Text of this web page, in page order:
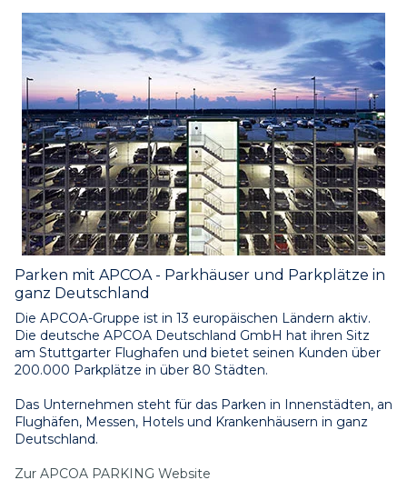
Parken mit APCOA - Parkhäuser und Parkplätze in
ganz Deutschland
Die APCOA-Gruppe ist in 13 europäischen Ländern aktiv.
Die deutsche APCOA Deutschland GmbH hat ihren Sitz
am Stuttgarter Flughafen und bietet seinen Kunden über
200.000 Parkplätze in über 80 Städten.
Das Unternehmen steht für das Parken in Innenstädten, an
Flughäfen, Messen, Hotels und Krankenhäusern in ganz
Deutschland.
Zur APCOA PARKING Website